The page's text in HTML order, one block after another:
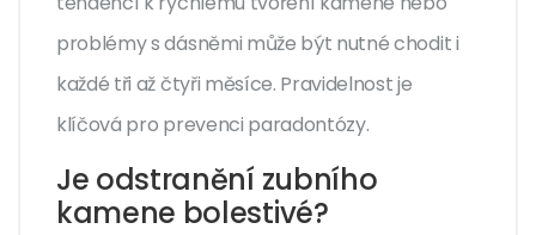
problémy s dásněmi může být nutné chodit i
každé tři až čtyři měsíce. Pravidelnost je
klíčová pro prevenci paradontózy.
Je odstranění zubního
kamene bolestivé?